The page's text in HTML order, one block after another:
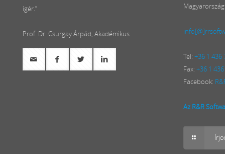
ígér.”
Prof. Dr. Csurgay Árpád, Akadémikus
Magyarország
Tel: +36 1 436
Fax: +36 1
Facebook:
Az R&R